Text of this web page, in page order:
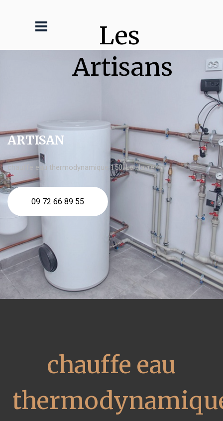
Les
Artisans
ARTISAN
chauffe eau thermodynamique 150l Le Havre
09 72 66 89 55
chauffe eau